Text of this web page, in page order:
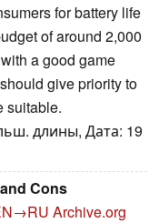
for battery life
of around 2,000
a good game
give priority to
suitable.
длины, Дата: 19
Cons
Archive.org